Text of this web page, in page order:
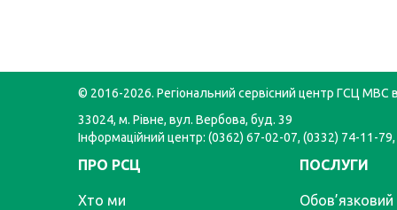
© 2016-2026. Регіональний сервісний центр ГСЦ МВС
33024, м. Рівне, вул. Вербова, буд. 39
Інформаційний центр: (0362) 67-02-07, (0332) 74-11-
ПРО РСЦ
Хто ми
ПОСЛУГИ
Обов’язковий